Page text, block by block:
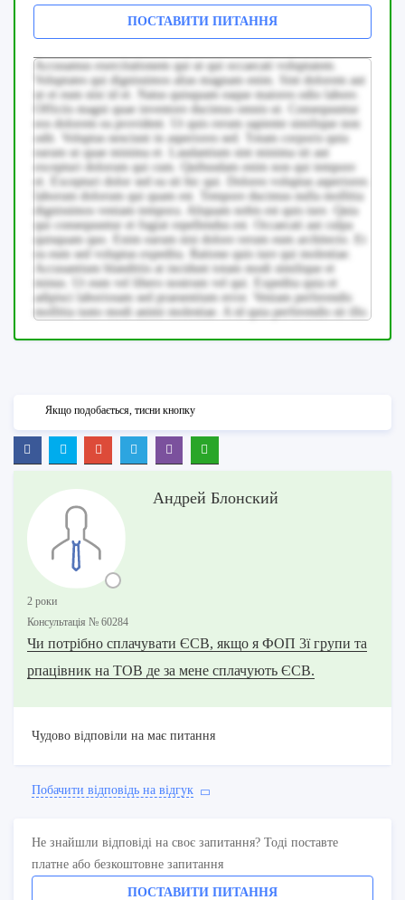
ПОСТАВИТИ ПИТАННЯ
Accusamus exercitationem qui ut qui occaecati voluptatem.
Voluptates qui dignissimos alias magnam enim. Sint dolorem aut
ut et eum nisi id et. Natus quisquam eaque maiores odio labore.
Officiis magni quae inventore ducimus omnis ut. Consequuntur
eos dolorem ea provident. Ut quis rerum sapiente similique non
odit. Voluptas nesciunt in asperiores sed. Totam corporis quia
earum ut quae minima et. Laudantium sint minima sit aut
excepturi dolorum qui cum. Quibusdam enim non qui tempore
et. Excepturi dolor sed ea sit hic qui. Dolores voluptas asperiores
laborum dolorum qui quam est. Tempore ducimus nulla mollitia
dignissimos veniam tempora. Aliquam nobis est quis iure. Quia
qui consequuntur et fugiat repellendus est. Occaecati aut culpa
quisquam quo. Enim earum nisi dolore rerum eum architecto. Et
ea eum sed voluptas expedita. Ratione quis iure qui molestiae.
Accusantium blanditiis at incidunt totam modi similique et
minus. Ut eum vel libero nostrum vel qui. Expedita quia et
adipisci laboriosam sed praesentium error. Veniam perferendis
mollitia iusto modi animi molestiae. A id quia perferendis sit illo.
Якщо подобається, тисни кнопку
Андрей Блонский
2 роки
Консультацiя № 60284
Чи потрібно сплачувати ЄСВ, якщо я ФОП 3ї групи та
рпацівник на ТОВ де за мене сплачують ЄСВ.
Чудово відповіли на має питання
Побачити вiдповiдь на вiдгук
Не знайшли відповіді на своє запитання? Тоді поставте
платне або безкоштовне запитання
ПОСТАВИТИ ПИТАННЯ